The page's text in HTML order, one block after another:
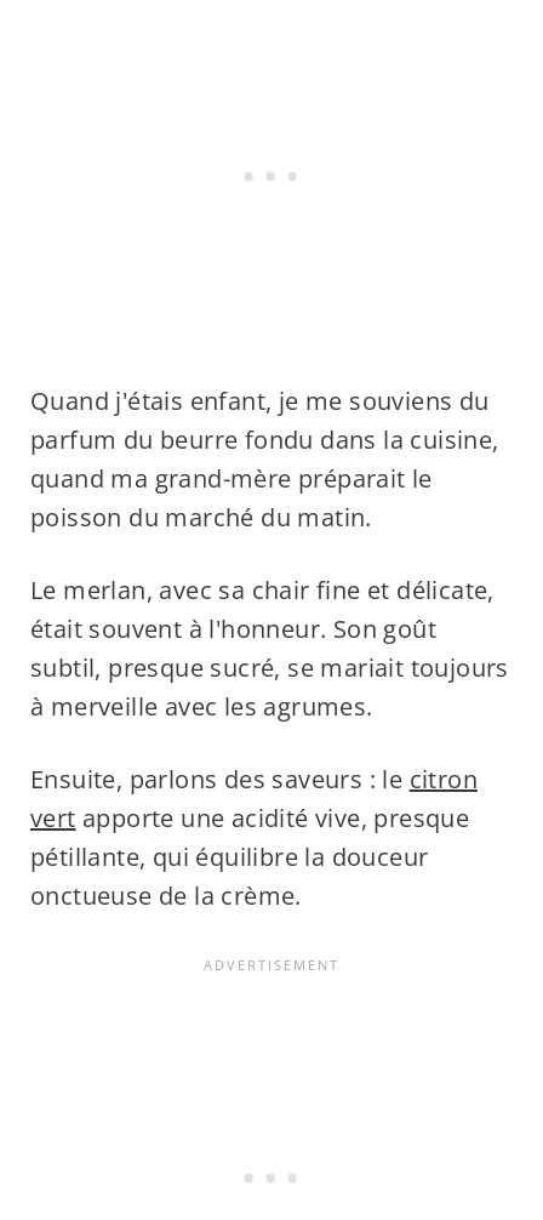
Quand j'étais enfant, je me souviens du
parfum du beurre fondu dans la cuisine,
quand ma grand-mère préparait le
poisson du marché du matin.
Le merlan, avec sa chair fine et délicate,
était souvent à l'honneur. Son goût
subtil, presque sucré, se mariait toujours
à merveille avec les agrumes.
Ensuite, parlons des saveurs : le citron
vert apporte une acidité vive, presque
pétillante, qui équilibre la douceur
onctueuse de la crème.